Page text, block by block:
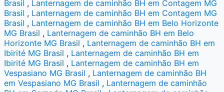
Brasil , Lanternagem de caminhão BH em Contagem MG
Brasil , Lanternagem de caminhão BH em Contagem MG
Brasil , Lanternagem de caminhão BH em Belo Horizonte
MG Brasil , Lanternagem de caminhão BH em Belo
Horizonte MG Brasil , Lanternagem de caminhão BH em
Ibirité MG Brasil , Lanternagem de caminhão BH em
Ibirité MG Brasil , Lanternagem de caminhão BH em
Vespasiano MG Brasil , Lanternagem de caminhão BH
em Vespasiano MG Brasil , Lanternagem de caminhão